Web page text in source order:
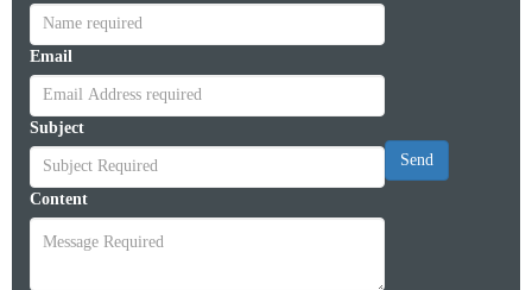
Email
Subject
Content
Send